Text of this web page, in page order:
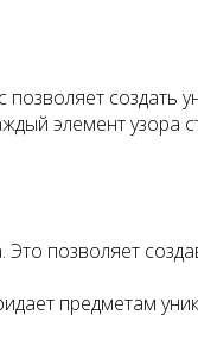
создать
элемент узора
позволяет
предметам